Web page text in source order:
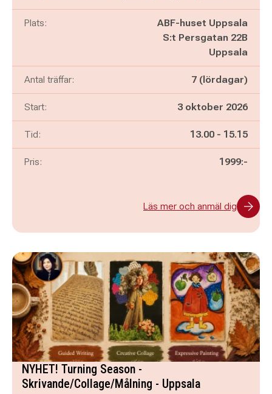
Plats:
ABF-huset Uppsala
S:t Persgatan 22B
Uppsala
Antal träffar: 7 (lördagar)
Start: 3 oktober 2026
Tid: Pågår mellan
13.00 - och
15.15
Pris: 1999:-
Läs mer och anmäl dig
NYHET! Turning Season -
Skrivande/Collage/Målning - Uppsala